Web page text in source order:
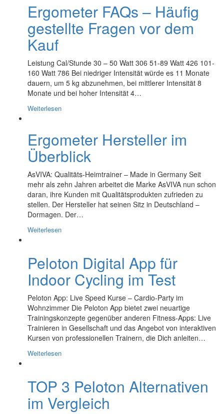
Ergometer FAQs – Häufig
gestellte Fragen vor dem
Kauf
Leistung Cal/Stunde 30 – 50 Watt 306 51-89 Watt 426 101-
160 Watt 786 Bei niedriger Intensität würde es 11 Monate
dauern, um 5 kg abzunehmen, bei mittlerer Intensität 8
Monate und bei hoher Intensität 4…
Weiterlesen
Ergometer Hersteller im
Überblick
AsVIVA: Qualitäts-Heimtrainer – Made in Germany Seit
mehr als zehn Jahren arbeitet die Marke AsVIVA nun schon
daran, ihre Kunden mit Qualitätsprodukten zufrieden zu
stellen. Der Hersteller hat seinen Sitz in Deutschland –
Dormagen. Der…
Weiterlesen
Peloton Digital App für
Indoor Cycling im Test
Peloton App: Live Speed Kurse – Cardio-Party im
Wohnzimmer Die Peloton App bietet zwei neuartige
Trainingskonzepte gegenüber anderen Fitness-Apps: Live
Trainieren in Gesellschaft und das Angebot von interaktiven
Kursen von professionellen Trainern, die Dich anleiten…
Weiterlesen
TOP 3 Peloton Alternativen
im Vergleich